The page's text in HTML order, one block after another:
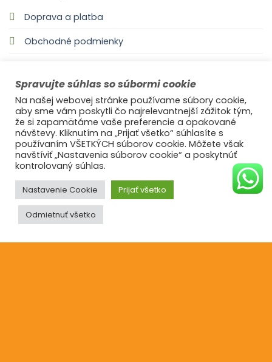
Doprava a platba
Obchodné podmienky
Zásady používania súborov cookie
Informácie
O nás
Reklamácie
Blog
Spravujte súhlas so súbormi cookie
Na našej webovej stránke používame súbory cookie,
aby sme vám poskytli čo najrelevantnejší zážitok tým,
že si zapamätáme vaše preferencie a opakované
návštevy. Kliknutím na „Prijať všetko“ súhlasíte s
používaním VŠETKÝCH súborov cookie. Môžete však
navštíviť „Nastavenia súborov cookie“ a poskytnúť
kontrolovaný súhlas.
Nastavenie Cookie Prijať všetko
Odmietnuť všetko